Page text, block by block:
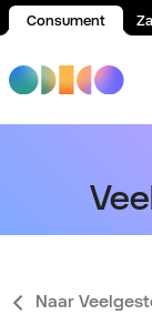
Consument
Naar